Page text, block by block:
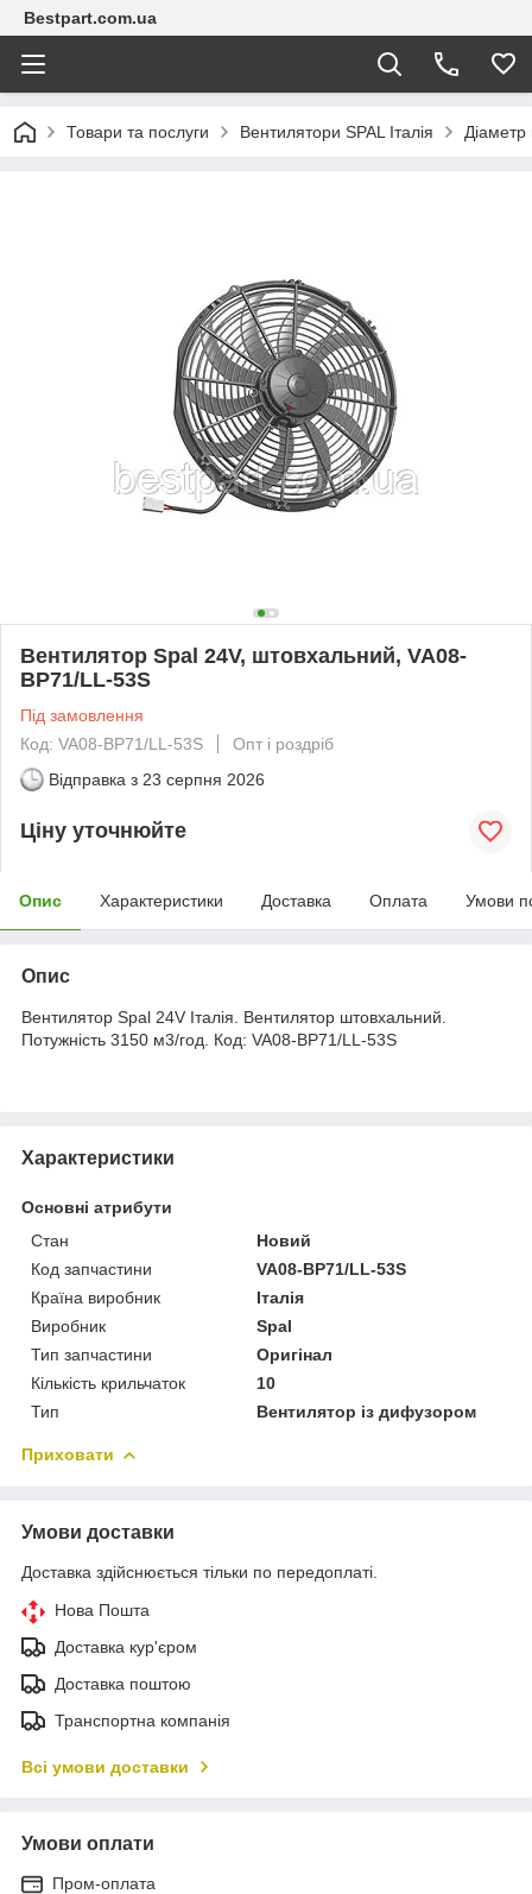
Bestpart.com.ua
Товари та послуги Вентилятори SPAL Італія
Вентилятор Spal 24V, штовхальний, VA08-
BP71/LL-53S
Під замовлення
Код: VA08-BP71/LL-53S
Опт і роздріб
Відправка з 23 серпня 2026
Ціну уточнюйте
Опис Характеристики Доставка Оплата Умови
Опис
Вентилятор Spal 24V Італія. Вентилятор штовхальний.
Потужність 3150 м3/год. Код: VA08-BP71/LL-53S
Характеристики
Основні атрибути
Стан
Новий
Код запчастини
VA08-BP71/LL-53S
Країна виробник
Італія
Виробник
Spal
Тип запчастини
Оригінал
Кількість крильчаток
10
Тип
Вентилятор із дифузором
Приховати
Умови доставки
Доставка здійснюється тільки по передоплаті.
Нова Пошта
Доставка кур'єром
Доставка поштою
Транспортна компанія
Всі умови доставки
Умови оплати
Пром-оплата